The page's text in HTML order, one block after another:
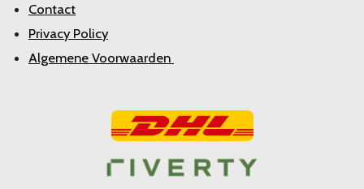
Contact
Privacy Policy
Algemene Voorwaarden